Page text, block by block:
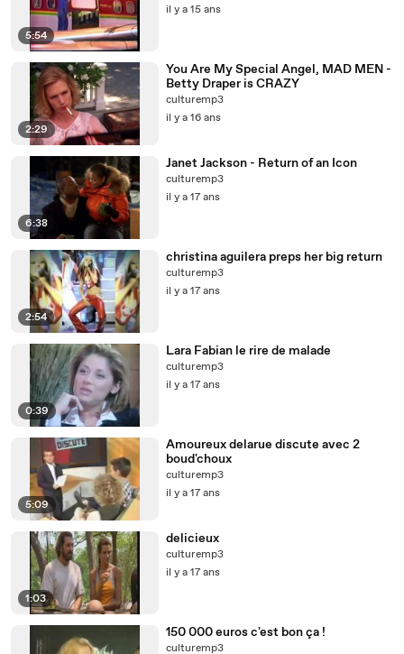
5:54
il y a 15 ans
2:29
You Are My Special Angel, MAD MEN -
Betty Draper is CRAZY
culturemp3
il y a 16 ans
6:38
Janet Jackson - Return of an Icon
culturemp3
il y a 17 ans
2:54
christina aguilera preps her big return
culturemp3
il y a 17 ans
0:39
Lara Fabian le rire de malade
culturemp3
il y a 17 ans
5:09
Amoureux delarue discute avec 2
boud'choux
culturemp3
il y a 17 ans
1:03
delicieux
culturemp3
il y a 17 ans
150 000 euros c'est bon ça !
culturemp3